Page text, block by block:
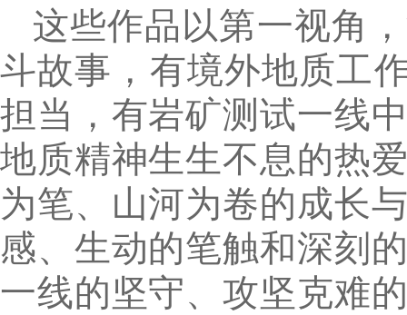
这些作品以第一视角
斗故事，有境外地质工
担当，有岩矿测试一线
地质精神生生不息的热
为笔、山河为卷的成长
感、生动的笔触和深刻
一线的坚守、攻坚克难